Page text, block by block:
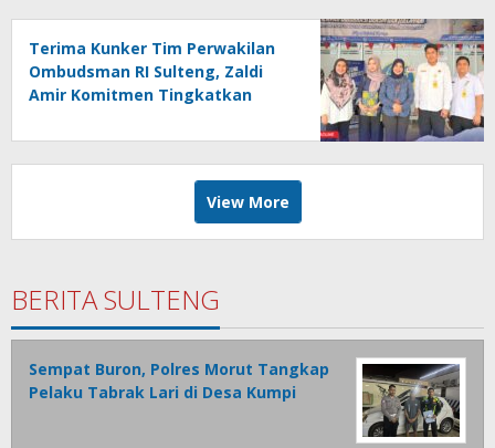
Terima Kunker Tim Perwakilan
Ombudsman RI Sulteng, Zaldi
Amir Komitmen Tingkatkan
Akuntabel Bebas Mal
Administrasi
View More
BERITA SULTENG
Sempat Buron, Polres Morut Tangkap
Pelaku Tabrak Lari di Desa Kumpi